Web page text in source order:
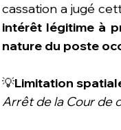
cassation a jugé
intérêt légitime à
nature du poste
💡Limitation
Arrêt de la Cour de